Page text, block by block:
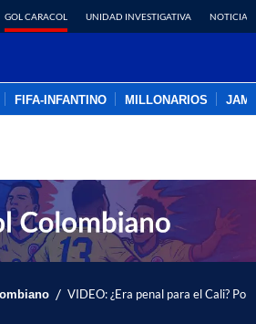
GOL CARACOL UNIDAD INVESTIGATIVA NOTICIAS
FIFA-INFANTINO MILLONARIOS
/ VIDEO: ¿Era penal para el Cali?